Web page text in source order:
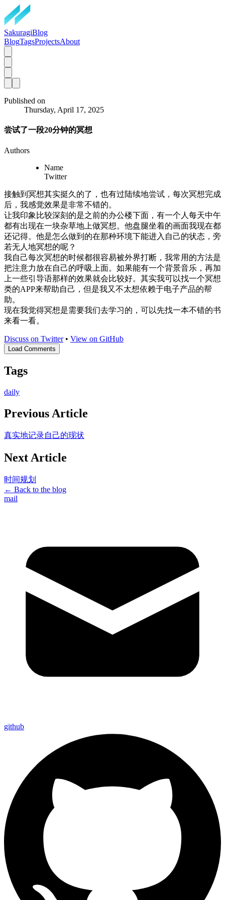
SakuragiBlog
BlogTagsProjectsAbout
Published on
Thursday, April 17, 2025
尝试了一段20分钟的冥想
Authors
Name
Twitter
接触到冥想其实挺久的了，也有过陆续地尝试，每次冥想完成
后，我感觉效果是非常不错的。
让我印象比较深刻的是之前的办公楼下面，有一个人每天中午
都有出现在一块杂草地上做冥想。他盘腿坐着的画面我现在都
还记得。他是怎么做到的在那种环境下能进入自己的状态，旁
若无人地冥想的呢？
我自己每次冥想的时候都很容易被外界打断，我常用的方法是
把注意力放在自己的呼吸上面。如果能有一个背景音乐，再加
上一些引导语那样的效果就会比较好。其实我可以找一个冥想
类的APP来帮助自己，但是我又不太想依赖于电子产品的帮
助。
现在我觉得冥想是需要我们去学习的，可以先找一本不错的书
来看一看。
Discuss on Twitter• View on GitHub
Load Comments
Tags
daily
Previous Article
真实地记录自己的现状
Next Article
时间规划
← Back to the blog
mail
github